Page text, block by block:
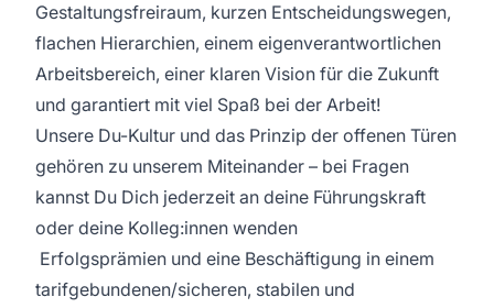
Gestaltungsfreiraum, kurzen Entscheidungswegen,
flachen Hierarchien, einem eigenverantwortlichen
Arbeitsbereich, einer klaren Vision für die Zukunft
und garantiert mit viel Spaß bei der Arbeit!
Unsere Du-Kultur und das Prinzip der offenen Türen
gehören zu unserem Miteinander – bei Fragen
kannst Du Dich jederzeit an deine Führungskraft
oder deine Kolleg:innen wenden
Erfolgsprämien und eine Beschäftigung in einem
tarifgebundenen/sicheren, stabilen und